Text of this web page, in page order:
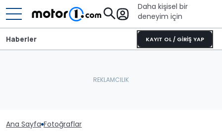
Daha kişisel bir
deneyim için
KAYIT OL / GİRİŞ YAP
Haberler
Ana Sayfa Fotoğraflar